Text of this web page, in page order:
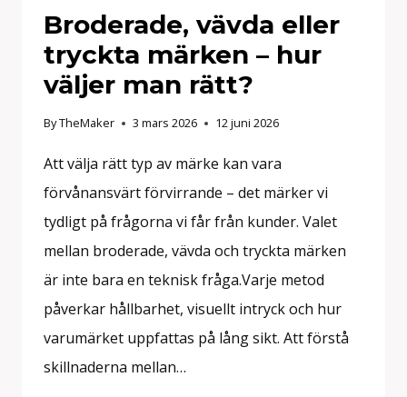
Broderade, vävda eller
tryckta märken – hur
väljer man rätt?
ByTheMaker 3 mars 2026 12 juni 2026
Att välja rätt typ av märke kan vara
förvånansvärt förvirrande – det märker vi
tydligt på frågorna vi får från kunder. Valet
mellan broderade, vävda och tryckta märken
är inte bara en teknisk fråga.Varje metod
påverkar hållbarhet, visuellt intryck och hur
varumärket uppfattas på lång sikt. Att förstå
skillnaderna mellan…